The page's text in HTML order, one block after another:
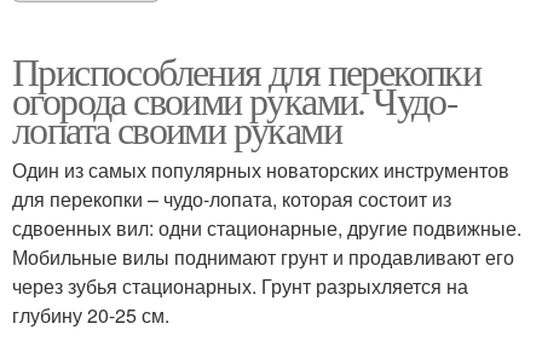
Приспособления для перекопки
огорода своими руками. Чудо-
лопата своими руками
Один из самых популярных новаторских инструментов
для перекопки – чудо-лопата, которая состоит из
сдвоенных вил: одни стационарные, другие подвижные.
Мобильные вилы поднимают грунт и продавливают его
через зубья стационарных. Грунт разрыхляется на
глубину 20-25 см.